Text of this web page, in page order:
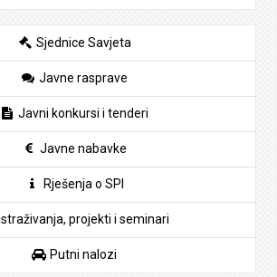
Sjednice Savjeta
Javne rasprave
Javni konkursi i tenderi
Javne nabavke
Rješenja o SPI
Istraživanja, projekti i seminari
Putni nalozi